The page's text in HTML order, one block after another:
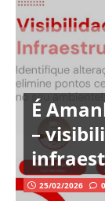
É
–
25/02/2026 0